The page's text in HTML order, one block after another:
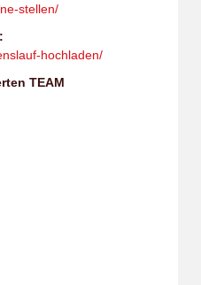
stellen/
hochladen/
TEAM